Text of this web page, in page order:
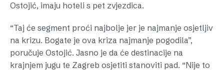
Ostojić, imaju hoteli s pet zvjezdica.
“Taj će segment proći najbolje jer je najmanje osjetljiv
na krizu. Bogate je ova kriza najmanje pogodila”,
poručuje Ostojić. Jasno je da će destinacije na
krajnjem jugu te Zagreb osjetiti stanoviti pad. “Nije to